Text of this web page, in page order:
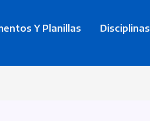
Y Planillas Disciplinas